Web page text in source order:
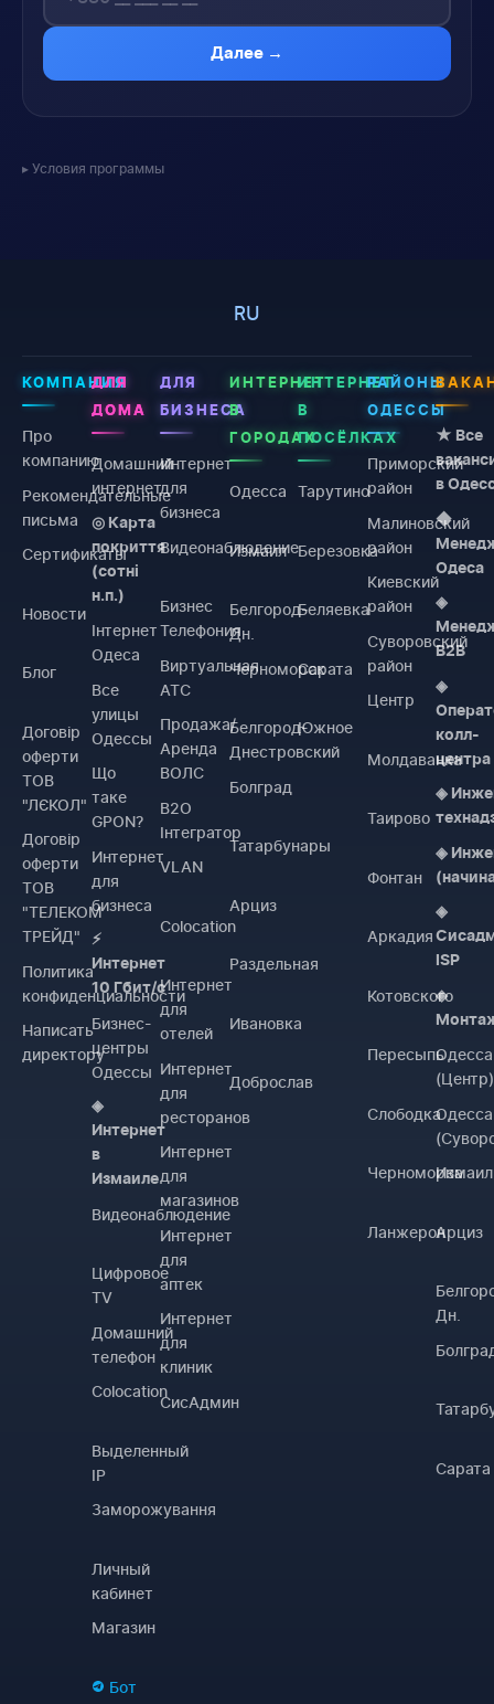
Далее →
Условия программы
RU
КОМПАНИЯ
Про
компанию
Рекомендательные
письма
Сертификаты
Новости
Блог
Договiр
оферти
ТОВ
"ЛЄКОЛ"
Договiр
оферти
ТОВ
"ТЕЛЕКОМ
ТРЕЙД"
Политика
конфиденциальности
Написать
директору
ДЛЯ
ДОМА
Домашний
интернет
◎ Карта
покриття
(сотні
н.п.)
Інтернет
Одеса
Все
улицы
Одессы
Що
таке
GPON?
Интернет
для
бизнеса
⚡
Интернет
10 Гбит/с
Бизнес-
центры
Одессы
◈
Интернет
в
Измаиле
Видеонаблюдение
Цифровое
TV
Домашний
телефон
Colocation
Выделенный
IP
Заморожування
Личный
кабинет
Магазин
Бот
ДЛЯ
БИЗНЕСА
Интернет
для
бизнеса
Видеонаблюдение
Бизнес
Телефония
Виртуальная
АТС
Продажа/
Аренда
ВОЛС
B2O
Інтегратор
VLAN
Colocation
Интернет
для
отелей
Интернет
для
ресторанов
Интернет
для
магазинов
Интернет
для
аптек
Интернет
для
клиник
СисАдмин
ИНТЕРНЕТ
В
ГОРОДАХ
Одесса
Измаил
Белгород-
Дн.
Черноморск
Белгород-
Днестровский
Болград
Татарбунары
Арциз
Раздельная
Ивановка
Доброслав
ИНТЕРНЕТ
В
ПОСЁЛКАХ
Тарутино
Березовка
Беляевка
Сарата
Южное
РАЙОНЫ
ОДЕССЫ
Приморский
район
Малиновский
район
Киевский
район
Суворовский
район
Центр
Молдаванка
Таирово
Фонтан
Аркадия
Котовского
Пересыпь
Слободка
Черноморка
Ланжерон
★ Все
в
◆
Одеса
◈
B2B
◈
колл-
центра
◈
◈
◈
ISP
◈
Одесса
(Центр)
Одесса
Измаил
Арциз
Дн.
Сарата